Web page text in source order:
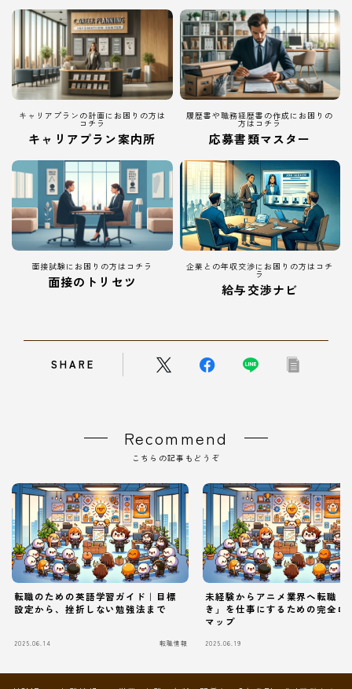
キャリアプランの計画にお困りの方は
コチラ
キャリアプラン案内所
履歴書や職務経歴書の作成にお困りの
方はコチラ
応募書類マスター
面接試験にお困りの方はコチラ
面接のトリセツ
企業との年収交渉にお困りの方はコチ
ラ
給与交渉ナビ
SHARE
Recommend
こちらの記事もどうぞ
転職のための英語学習ガイド｜目標
設定から、挫折しない勉強法まで
2025.06.14 転職情報
未経験からアニメ業界へ転職！
き」を仕事にするための完全ロ
マップ
2025.06.19